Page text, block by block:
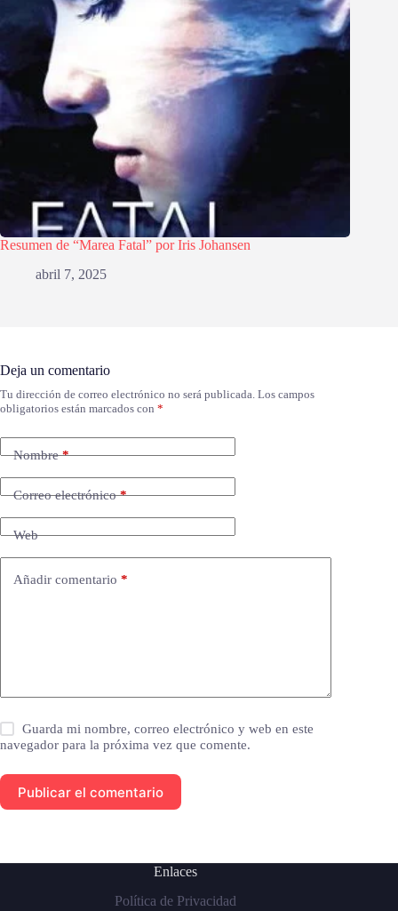
Resumen de “Marea Fatal” por Iris Johansen
abril 7, 2025
Deja un comentario
Tu dirección de correo electrónico no será publicada. Los campos
obligatorios están marcados con *
Nombre*
Correo electrónico*
Web
Añadir comentario *
Guarda mi nombre, correo electrónico y web en este
navegador para la próxima vez que comente.
Publicar el comentario
Enlaces
Política de Privacidad